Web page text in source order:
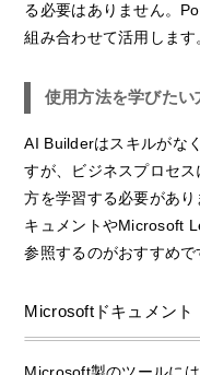
る必要はありません。
組み合わせて活用します
使用方法を学びた
AI Builderはスキルがな
すが、ビジネスプロセ
方を学習する必要があ
キュメントやMicrosoft
参照するのがおすすめで
Microsoftドキュメント